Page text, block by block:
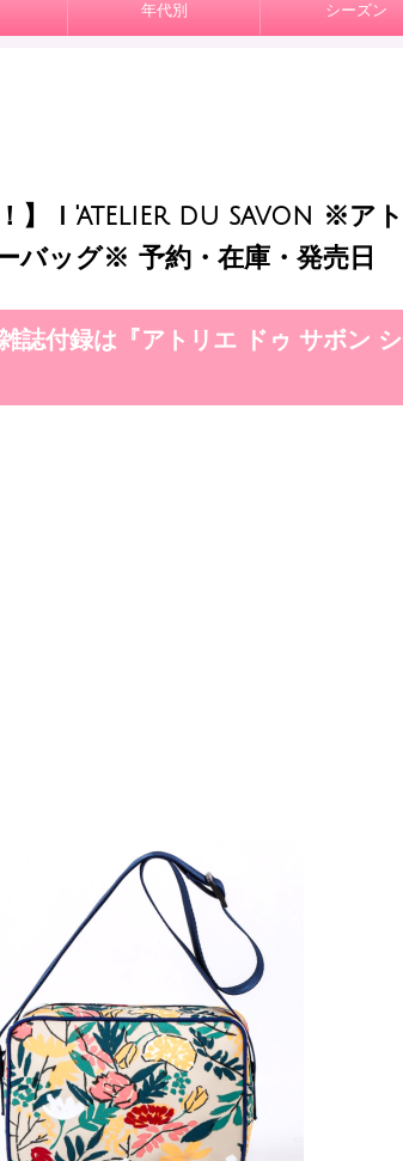
年代別 シーズン
！】ｌ'atelier du savon ※ア
バッグ※ 予約・在庫・発売日
誌付録は『アトリエ ドゥ サボン